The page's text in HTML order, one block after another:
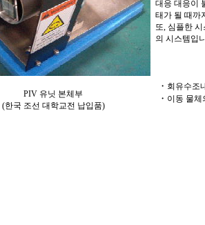
PIV 유닛 본체부
(한국 조선 대학교전 납입품)
대응 대응이
태가 될 때까
또, 심플한
의 시스템입
・ 회유수조
・ 이동 물체